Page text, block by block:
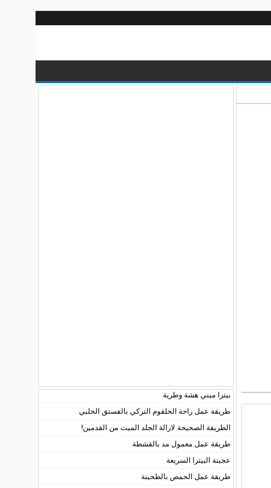
بيتزا ميني هشة وطرية
طريقة عمل راحة الحلقوم التركي بالفستق الحلبي
الطريقة الصحيحة لازالة الجلد الميت من القدمين!
طريقة عمل معمول مد بالقشطة
عجينة البيتزا السريعة
طريقة عمل الحمص بالطحينة